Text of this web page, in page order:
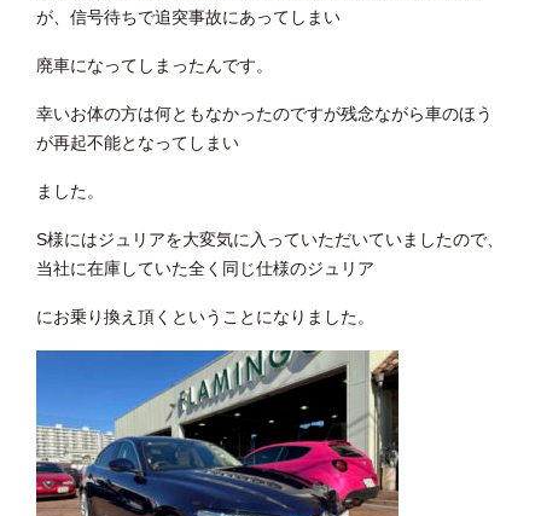
が、信号待ちで追突事故にあってしまい
廃車になってしまったんです。
幸いお体の方は何ともなかったのですが残念ながら車のほう
が再起不能となってしまい
ました。
S様にはジュリアを大変気に入っていただいていましたので、
当社に在庫していた全く同じ仕様のジュリア
にお乗り換え頂くということになりました。